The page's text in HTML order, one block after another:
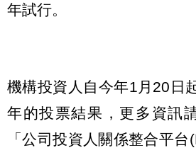
年試行。
機構投資人自今年1月20日
年的投票結果，更多資訊
「公司投資人關係整合平台